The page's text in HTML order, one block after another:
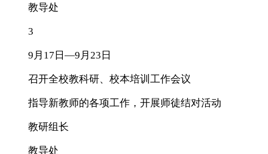
教导处
3
9月17日—9月23日
召开全校教科研、校本培训工作会议
指导新教师的各项工作，开展师徒结对活动
教研组长
教导处